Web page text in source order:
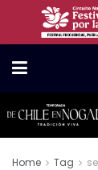
Home Tag